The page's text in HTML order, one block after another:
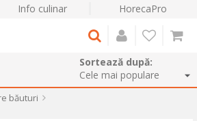
Info culinar HorecaPro
Sortează după:
băuturi